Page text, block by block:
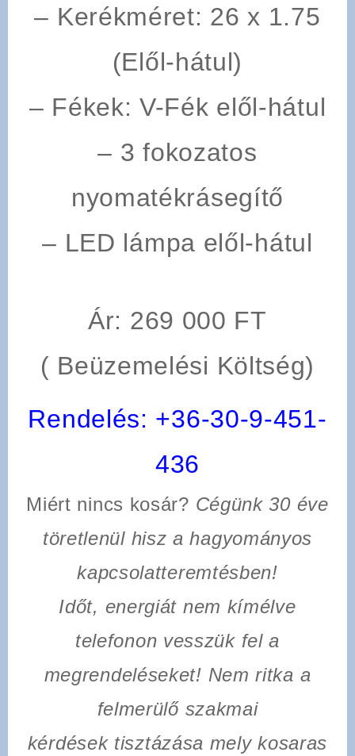
– Kerékméret: 26 x 1.75
(Elől-hátul)
– Fékek: V-Fék elől-hátul
– 3 fokozatos
nyomatékrásegítő
– LED lámpa elől-hátul
Ár: 269 000 FT
( Beüzemelési Költség)
Rendelés: +36-30-9-451-
436
Miért nincs kosár? Cégünk 30 éve
töretlenül hisz a hagyományos
kapcsolatteremtésben!
Időt, energiát nem kímélve
telefonon vesszük fel a
megrendeléseket! Nem ritka a
felmerülő szakmai
kérdések tisztázása mely kosaras